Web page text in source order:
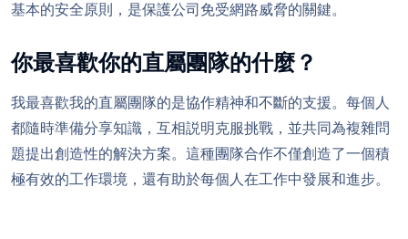
基本的安全原則，是保護公司免受網路威脅的關鍵。
你最喜歡你的直屬團隊的什麼？
我最喜歡我的直屬團隊的是協作精神和不斷的支援。每個人
都隨時準備分享知識，互相説明克服挑戰，並共同為複雜問
題提出創造性的解決方案。這種團隊合作不僅創造了一個積
極有效的工作環境，還有助於每個人在工作中發展和進步。